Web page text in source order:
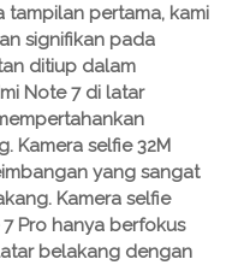
pertama, kami
signifikan pada
ditiup dalam
Note 7 di latar
Kamera selfie 32M
yang sangat
Kamera selfie
Pro hanya berfokus
belakang dengan